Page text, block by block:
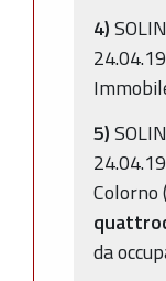
4)
5)
Colorno
da